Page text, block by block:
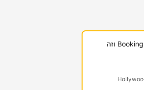
"היה לי קל להתחיל לעבוד עם Booking.com וזה